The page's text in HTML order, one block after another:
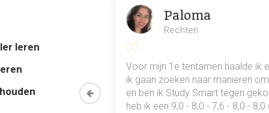
volgens Tressel van onderwijswerkers verwacht?
didacticus en pedagoog.
0.0 Inleiding
leren
mn
een heel
Paloma
Rechten
Voor mijn 1e tentamen haalde ik
ik gaan zoeken naar manieren
en ben ik Study Smart tegen
heb ik een 9,0 - 8,0 - 7,6 - 8,0 -